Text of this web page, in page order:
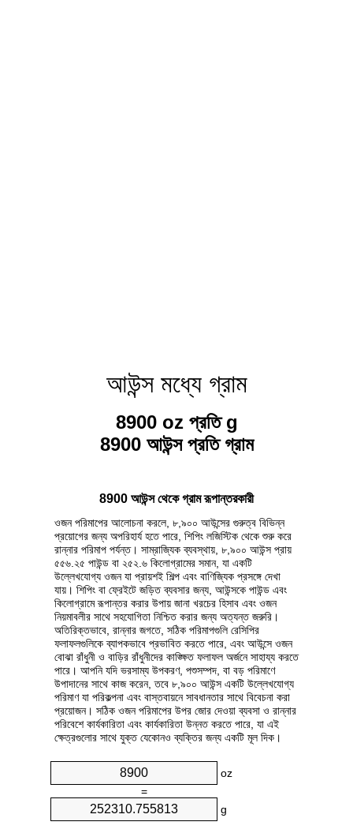
আউন্স মধ্যে গ্রাম
8900 oz প্রতি g
8900 আউন্স প্রতি গ্রাম
8900 আউন্স থেকে গ্রাম রূপান্তরকারী
ওজন পরিমাপের আলোচনা করলে, ৮,৯০০ আউন্সের গুরুত্ব বিভিন্ন
প্রয়োগের জন্য অপরিহার্য হতে পারে, শিপিং লজিস্টিক থেকে শুরু করে
রান্নার পরিমাপ পর্যন্ত। সাম্রাজ্যিক ব্যবস্থায়, ৮,৯০০ আউন্স প্রায়
৫৫৬.২৫ পাউন্ড বা ২৫২.৬ কিলোগ্রামের সমান, যা একটি
উল্লেখযোগ্য ওজন যা প্রায়শই শিল্প এবং বাণিজ্যিক প্রসঙ্গে দেখা
যায়। শিপিং বা ফ্রেইটে জড়িত ব্যবসার জন্য, আউন্সকে পাউন্ড এবং
কিলোগ্রামে রূপান্তর করার উপায় জানা খরচের হিসাব এবং ওজন
নিয়মাবলীর সাথে সহযোগিতা নিশ্চিত করার জন্য অত্যন্ত জরুরি।
অতিরিক্তভাবে, রান্নার জগতে, সঠিক পরিমাপগুলি রেসিপির
ফলাফলগুলিকে ব্যাপকভাবে প্রভাবিত করতে পারে, এবং আউন্সে ওজন
বোঝা রাঁধুনী ও বাড়ির রাঁধুনীদের কাঙ্ক্ষিত ফলাফল অর্জনে সাহায্য করতে
পারে। আপনি যদি ভরসাম্য উপকরণ, পশুসম্পদ, বা বড় পরিমাণে
উপাদানের সাথে কাজ করেন, তবে ৮,৯০০ আউন্স একটি উল্লেখযোগ্য
পরিমাণ যা পরিকল্পনা এবং বাস্তবায়নে সাবধানতার সাথে বিবেচনা করা
প্রয়োজন। সঠিক ওজন পরিমাপের উপর জোর দেওয়া ব্যবসা ও রান্নার
পরিবেশে কার্যকারিতা এবং কার্যকারিতা উন্নত করতে পারে, যা এই
ক্ষেত্রগুলোর সাথে যুক্ত যেকোনও ব্যক্তির জন্য একটি মূল দিক।
oz
=
g